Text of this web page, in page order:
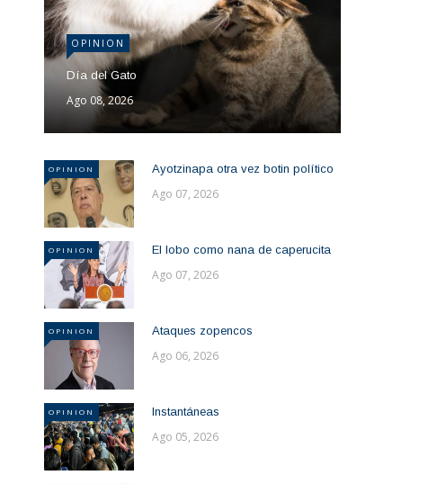
OPINION
Día del Gato
Ago 08, 2026
OPINION Ayotzinapa otra vez botin político
Ago 07, 2026
OPINION El lobo como nana de caperucita
Ago 07, 2026
OPINION Ataques zopencos
Ago 06, 2026
OPINION Instantáneas
Ago 05, 2026